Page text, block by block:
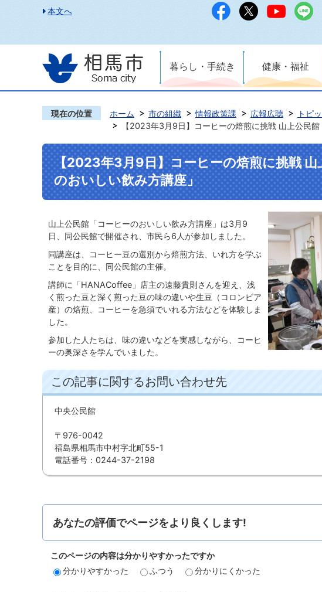
本文へ
暮らし・手続き 健康・福祉
現在の位置 ホーム 市の組織 情報政策課 広報広聴 トピ
【2023年3月9日】コーヒーの焙煎に挑戦 山上公民館
【2023年3月9日】コーヒーの焙煎に挑戦 山
のおいしい飲み方講座」
山上公民館「コーヒーのおいしい飲み方講座」は3月9
日、同公民館で開催され、市民ら6人が参加しました。
同講座は、コーヒー豆の選別から焙煎方法、いれ方を学ぶ
ことを目的に、同公民館の主催。
講師に「HANACoffee」店主の遠藤貴則さんを迎え、浅
く煎った豆と深く煎った豆の味の違いや生豆（コロンビア
産）の焙煎、コーヒーを急須でいれる方法などを体験しま
した。
参加した人たちは、味の違いなどを実感しながら、コーヒ
ーの奥深さを学んでいました。
この記事に関するお問い合わせ先
中央公民館
〒976-0042
福島県相馬市中村字北町55-1
電話番号：0244-37-2198
あなたの評価でページをより良くします!
このページの内容は分かりやすかったですか
分かりやすかった
ふつう 分かりにくかった